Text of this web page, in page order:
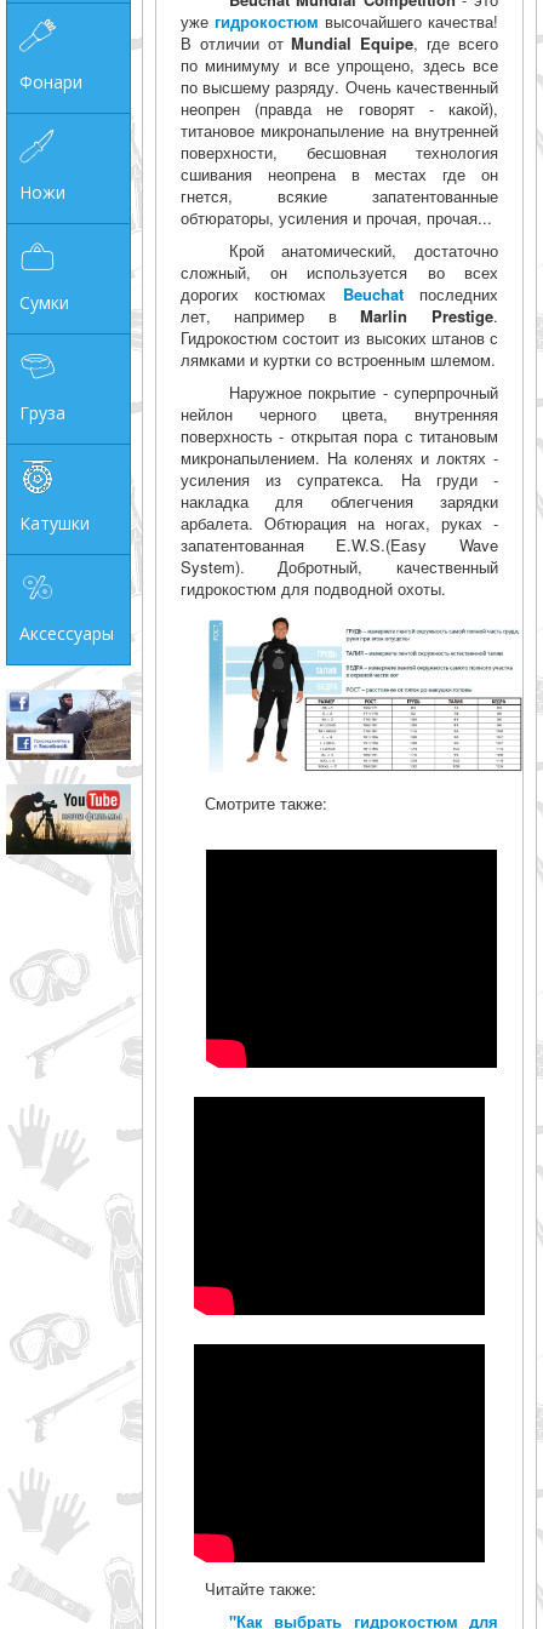
Фонари
Ножи
Сумки
Груза
Катушки
Аксессуары
уже гидрокостюм высочайшего качества!
В отличии отMundial Equipe, где всего
по минимуму и все упрощено, здесь все
по высшему разряду. Очень качественный
неопрен (правда не говорят - какой),
титановое микронапыление на внутренней
поверхности, бесшовная технология
сшивания неопрена в местах где он
гнется, всякие запатентованные
обтюраторы, усиления и прочая, прочая...
Крой анатомический, достаточно
сложный, он используется во всех
дорогих костюмах Beuchatпоследних
лет, например вMarlin Prestige.
Гидрокостюм состоит из высоких штанов с
лямками и куртки со встроенным шлемом.
Наружное покрытие - суперпрочный
нейлон черного цвета, внутренняя
поверхность - открытая пора с титановым
микронапылением. На коленях и локтях -
усиления из супратекса. На груди -
накладка для облегчения зарядки
арбалета. Обтюрация на ногах, руках -
запатентованная E.W.S.(Easy Wave
System). Добротный, качественный
гидрокостюм для подводной охоты.
Смотрите также:
Читайте также:
"Как выбрать гидрокостюм для